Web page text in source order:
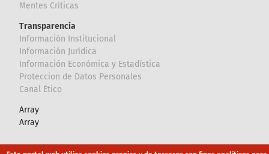
Mentes Críticas
Transparencia
Información Institucional
Información Jurídica
Información Económica y Estadística
Proteccion de Datos Personales
Canal Ético
Array
Array